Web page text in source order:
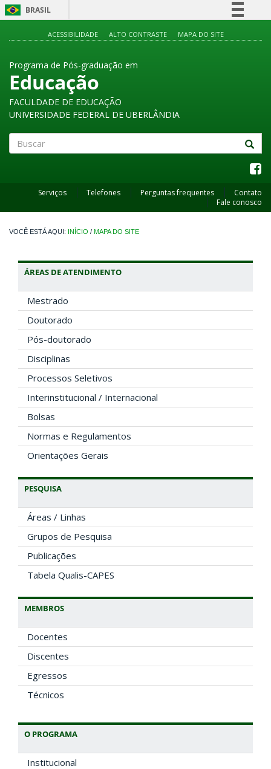
BRASIL
Canais
ACESSIBILIDADE ALTO CONTRASTE MAPA DO SITE
Programa de Pós-graduação em
Educação
FACULDADE DE EDUCAÇÃO
UNIVERSIDADE FEDERAL DE UBERLÂNDIA
Serviços Telefones Perguntas frequentes
Contato
Fale conosco
INÍCIO / MAPA DO SITE
ÁREAS DE ATENDIMENTO
Mestrado
Doutorado
Pós-doutorado
Disciplinas
Processos Seletivos
Interinstitucional / Internacional
Bolsas
Normas e Regulamentos
Orientações Gerais
PESQUISA
Áreas / Linhas
Grupos de Pesquisa
Publicações
Tabela Qualis-CAPES
MEMBROS
Docentes
Discentes
Egressos
Técnicos
O PROGRAMA
Institucional